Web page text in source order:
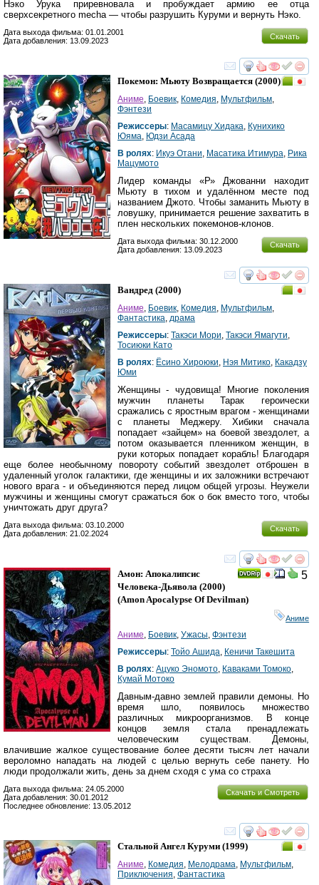
Нэко Урука приревновала и пробуждает армию ее отца
сверхсекретного mecha — чтобы разрушить Куруми и вернуть Нэко.
Скачать
Дата выхода фильма: 01.01.2001
Дата добавления: 13.09.2023
смотреть
Покемон: Мьюту Возвращается (2000)
Аниме, Боевик, Комедия, Мультфильм,
Фэнтези
Режиссеры: Масамицу Хидака, Кунихико
Юяма, Юдзи Асада
В ролях: Икуэ Отани, Масатика Итимура, Рика
Мацумото
Лидер команды «Р» Джованни находит
Мьюту в тихом и удалённом месте под
названием Джото. Чтобы заманить Мьюту в
ловушку, принимается решение захватить в
плен нескольких покемонов-клонов.
Скачать
Дата выхода фильма: 30.12.2000
Дата добавления: 13.09.2023
смотреть
Вандред (2000)
Аниме, Боевик, Комедия, Мультфильм,
Фантастика, драма
Режиссеры: Такэси Мори, Такэси Ямагути,
Тосиюки Като
В ролях: Ёсино Хироюки, Нэя Митико, Какадзу
Юми
Женщины - чудовища! Многие поколения
мужчин планеты Тарак героически
сражались с яростным врагом - женщинами
с планеты Меджеру. Хибики сначала
попадает «зайцем» на боевой звездолет, а
потом оказывается пленником женщин, в
руки которых попадает корабль! Благодаря
еще более необычному повороту событий звездолет отброшен в
удаленный уголок галактики, где женщины и их заложники встречают
нового врага - и объединяются перед лицом общей угрозы. Неужели
мужчины и женщины смогут сражаться бок о бок вместо того, чтобы
уничтожать друг друга?
Скачать
Дата выхода фильма: 03.10.2000
Дата добавления: 21.02.2024
смотреть
5
Амон: Апокалипсис
Человека-Дьявола (2000)
(Amon Apocalypse Of Devilman)
Аниме
Аниме, Боевик, Ужасы, Фэнтези
Режиссеры: Тойо Ашида, Кеничи Такешита
В ролях: Ацуко Эномото, Каваками Томоко,
Кумай Мотоко
Давным-давно землей правили демоны. Но
время шло, появилось множество
различных микроорганизмов. В конце
концов земля стала пренадлежать
человеческим существам. Демоны,
влачившие жалкое существование более десяти тысяч лет начали
вероломно нападать на людей с целью вернуть себе панету. Но
люди продолжали жить, день за днем сходя с ума со страха
Скачать и Смотреть
Дата выхода фильма: 24.05.2000
Дата добавления: 30.01.2012
Последнее обновление: 13.05.2012
смотреть
Стальной Ангел Куруми (1999)
Аниме Комедия Мелодрама Мультфильм
Приключения Фантастика